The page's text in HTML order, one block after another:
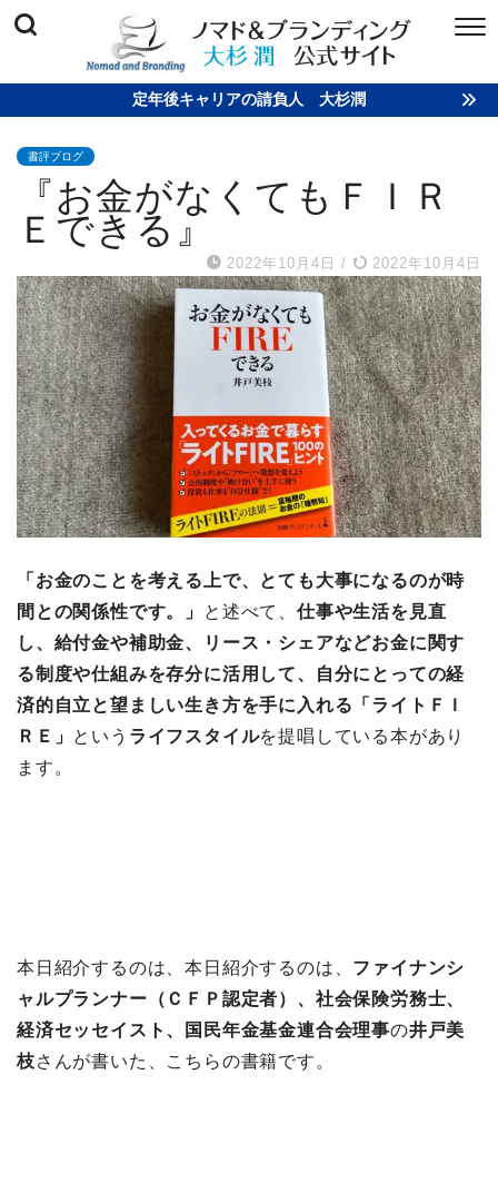
定年後キャリアの請負人 大杉潤
書評ブログ
『お金がなくてもＦＩＲ
Ｅできる』
2022年10月4日 / 2022年10月4日
「お金のことを考える上で、とても大事になるのが時
間との関係性です。」
と述べて、 仕事や生活を見直
し、給付金や補助金、リース・シェアなどお金に関す
る制度や仕組みを存分に活用して、自分にとっての経
済的自立と望ましい生き方を手に入れる「ライトＦＩ
ＲＥ」 という ライフスタイルを提唱している本があり
ます。
本日紹介するのは、本日紹介するのは、 ファイナンシ
ャルプランナー（ＣＦＰ認定者）、社会保険労務士、
経済セッセイスト、国民年金基金連合会理事の井戸美
枝さんが書いた、こちらの書籍です。